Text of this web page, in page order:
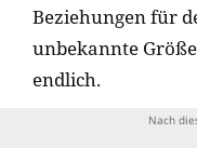
Beziehungen für
unbekannte
endlich.